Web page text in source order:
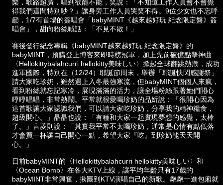
樂，歌路超廣，唱到欲罷不能，笑說：「不知道工作人員會不會覺
得我們這間特別吵？」讓身旁工作人員哭笑不得。9位少女也不忘呼
籲，1/7有首場的簽唱會「babyMINT《越來越好玩 紀念限定盤》簽
唱會」，甜向粉絲喊話：「不見不散！」
賽後發行紀念專輯《babyMINT越來越好玩 紀念限定盤》的
babyMINT，預購登上博客來即時榜冠軍，加上先前破億點擊神曲
〈Hellokittybalahcurri hellokitty美味しい〉掀起全球翻跳熱潮，成功
進軍國際，特別在（12/24）耶誕節周末，舉辦「耶誕快閃感謝祭」
請大家吃珍奶，雖然遇上入冬最強寒流，但babyMINT個個人來瘋，
看到粉絲就忘記寒冷，展現滿滿的活力，讓全場粉絲跟著她們開心
哼哼唱唱，非常熱鬧。平常就很愛喝珍奶的品妡說：「很開心因為
這首歌讓大家認識我們，可以請大家吃珍奶，分享我的精神糧食，
超級開心。」晶晶也說：「有種和大家一起實現夢想的感覺，太棒
了。」言菱則說：「其實我平常不太喝珍奶，通常是心情有點低落
才會買一杯讓自己開心一點，希望大家『吃』到珍奶能天天開
心。」
日前babyMINT的〈Hellokittybalahcurri hellokitty美味しい〉和
〈Ocean Bomb〉在各大KTV上線，讓平均年齡只有17歲的
babyMINT非常興奮，揪團到KTV演唱自己的新歌。粼粼一進包廂就